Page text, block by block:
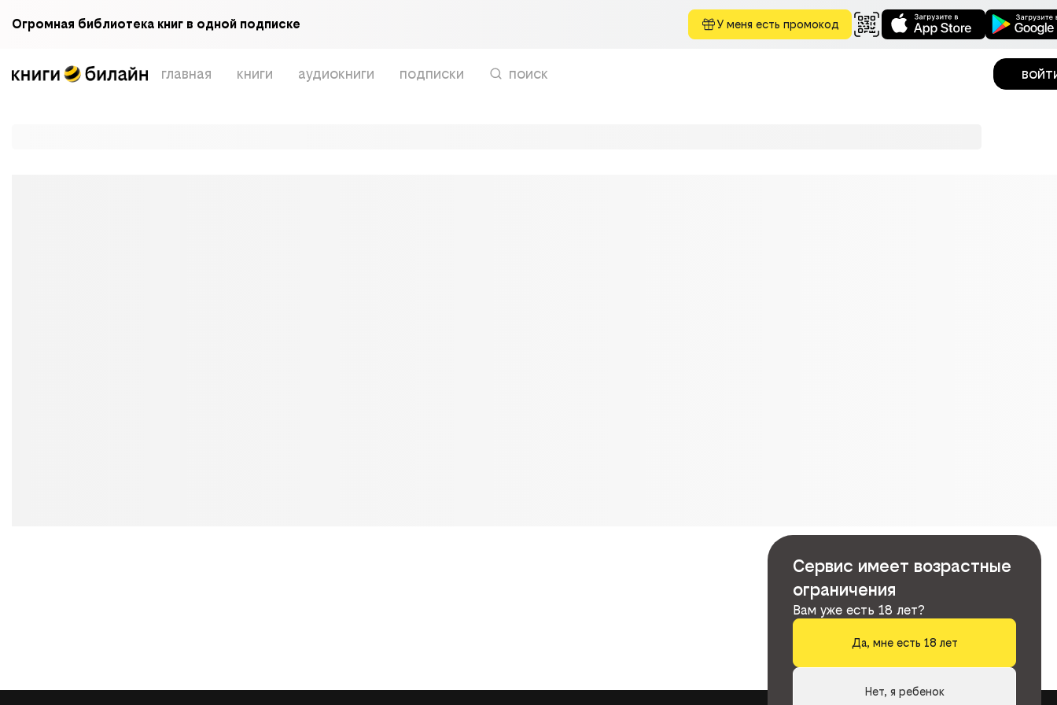
Огромная библиотека книг в одной подписке У меня есть промокод
главная книги аудиокниги подписки поиск
Сервис имеет возрастные
ограничения
Вам уже есть 18 лет?
Да, мне есть 18 лет
Нет, я ребенок